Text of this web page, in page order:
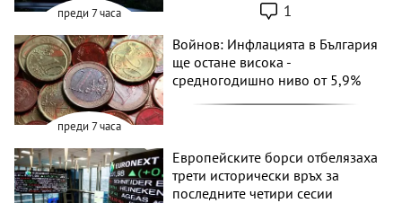
преди 7 часа 1
преди 7 часа
Войнов: Инфлацията в България
ще остане висока -
средногодишно ниво от 5,9%
Европейските борси отбелязаха
трети исторически връх за
последните четири сесии